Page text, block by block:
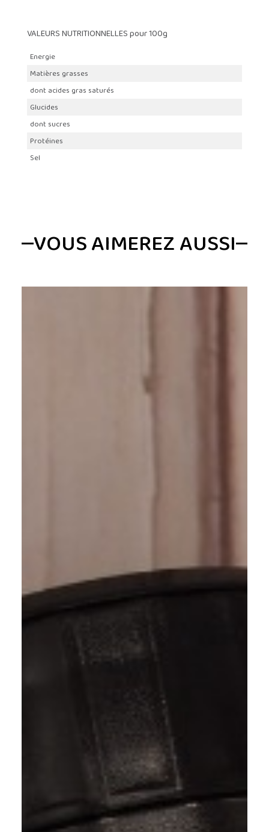
VALEURS NUTRITIONNELLES pour 100g
Energie
Matières grasses
dont acides gras saturés
Glucides
dont sucres
Protéines
Sel
VOUS AIMEREZ AUSSI